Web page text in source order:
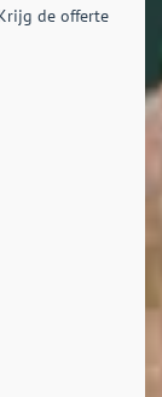
de offerte